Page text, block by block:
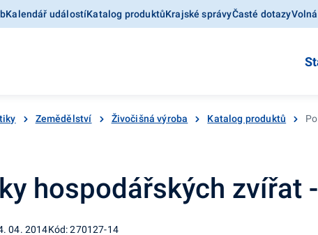
Kalendář událostíKatalog produktůKrajské správyČasté dotazy
Zemědělství Živočišná výroba Katalog produktů
hospodářských zvířat
04. 2014Kód: 270127-14